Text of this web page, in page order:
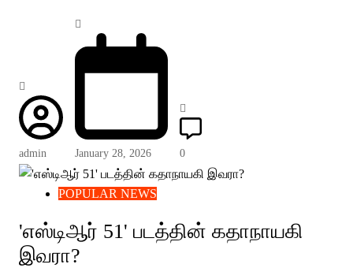
admin January 28, 2026 0
POPULAR NEWS
'எஸ்டிஆர் 51' படத்தின் கதாநாயகி
இவரா?